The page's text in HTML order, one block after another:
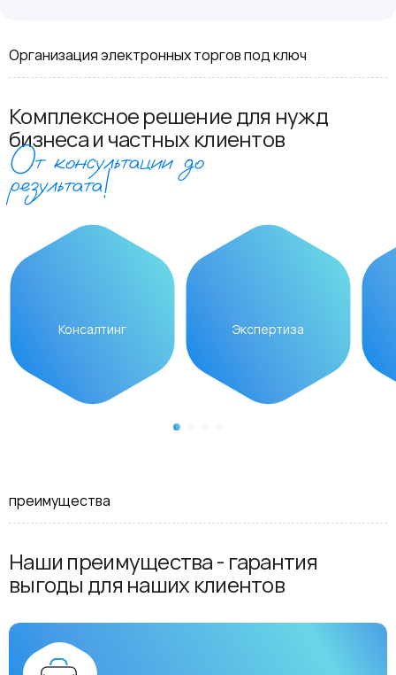
Организация электронных торгов под ключ
Комплексное решение для нужд
бизнеса и частных клиентов
От консультации до
результата!
Консалтинг Экспертиза
преимущества
Наши преимущества - гарантия
выгоды для наших клиентов